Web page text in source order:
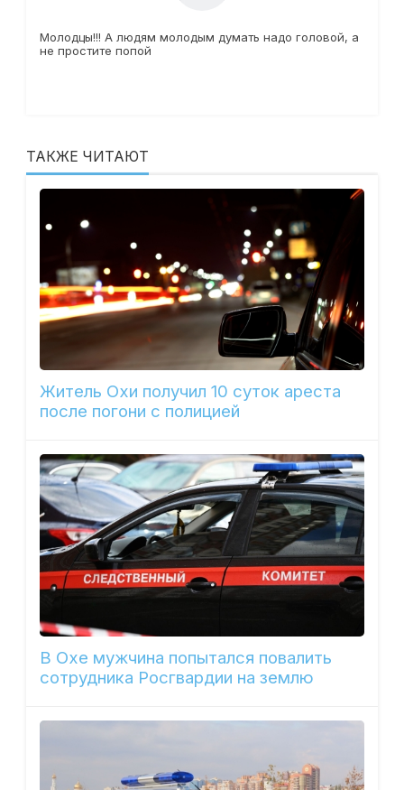
Молодцы!!! А людям молодым думать надо головой, а
не простите попой
ТАКЖЕ ЧИТАЮТ
Житель Охи получил 10 суток ареста
после погони с полицией
В Охе мужчина попытался повалить
сотрудника Росгвардии на землю